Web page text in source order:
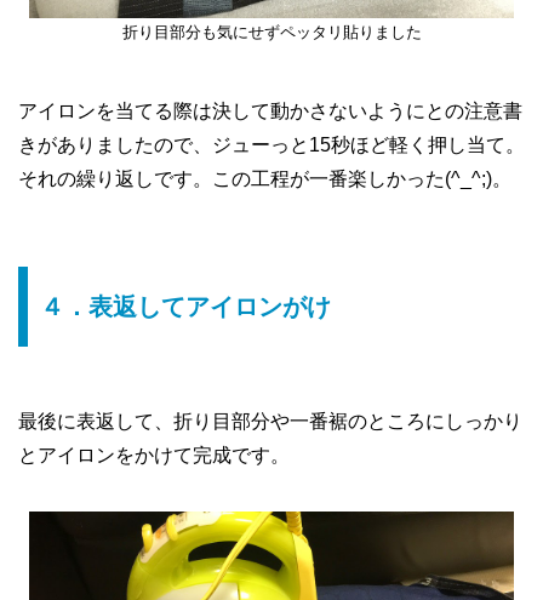
折り目部分も気にせずペッタリ貼りました
アイロンを当てる際は決して動かさないようにとの注意書
きがありましたので、ジューっと15秒ほど軽く押し当て。
それの繰り返しです。この工程が一番楽しかった(^_^;)。
４．表返してアイロンがけ
最後に表返して、折り目部分や一番裾のところにしっかり
とアイロンをかけて完成です。